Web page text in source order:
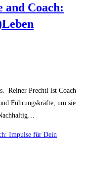
and Coach:
Reiner Prechtl ist Coach
Führungskräfte, um sie
Impulse für Dein